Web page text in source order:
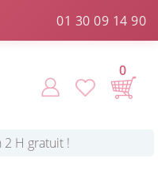
01 30 09 14 90
0
en 24h ! *